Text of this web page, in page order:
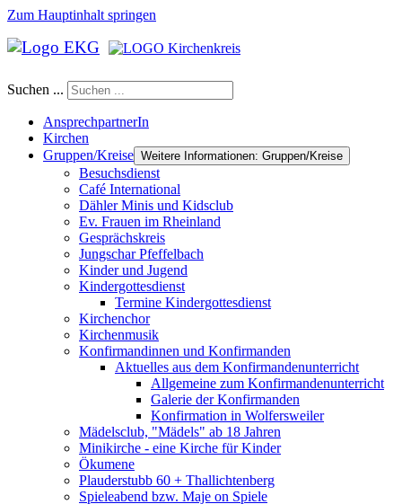
Zum Hauptinhalt springen
Suchen ...
AnsprechpartnerIn
Kirchen
Gruppen/Kreise Weitere Informationen: Gruppen/Kreise
Besuchsdienst
Café International
Dähler Minis und Kidsclub
Ev. Frauen im Rheinland
Gesprächskreis
Jungschar Pfeffelbach
Kinder und Jugend
Kindergottesdienst
Termine Kindergottesdienst
Kirchenchor
Kirchenmusik
Konfirmandinnen und Konfirmanden
Aktuelles aus dem Konfirmandenunterricht
Allgemeine zum Konfirmandenunterricht
Galerie der Konfirmanden
Konfirmation in Wolfersweiler
Mädelsclub, "Mädels" ab 18 Jahren
Minikirche - eine Kirche für Kinder
Ökumene
Plauderstubb 60 + Thallichtenberg
Spieleabend bzw. Maje on Spiele